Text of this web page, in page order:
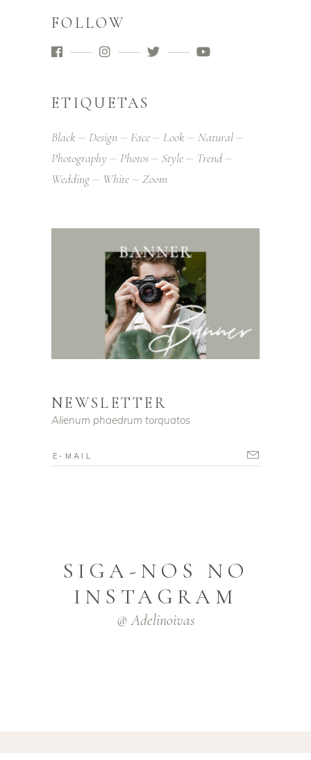
FOLLOW
ETIQUETAS
Black Design Face Look
Natural
Photography
Photos Style
Trend
Wedding
White Zoom
NEWSLETTER
Alienum phaedrum torquatos
SIGA-NOS NO
INSTAGRAM
@ Adelinoivas